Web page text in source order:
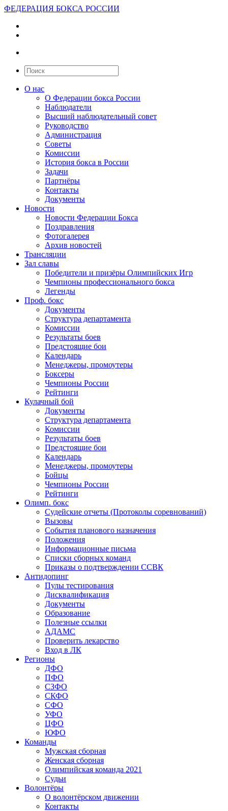
ФЕДЕРАЦИЯ БОКСА РОССИИ
О нас
О Федерации бокса России
Наблюдатели
Высший наблюдательный совет
Руководство
Администрация
Советы
Комиссии
История бокса в России
Задачи
Партнёры
Контакты
Документы
Новости
Новости Федерации Бокса
Поздравления
Фотогалерея
Архив новостей
Трансляции
Зал славы
Победители и призёры Олимпийских Игр
Чемпионы профессионального бокса
Легенды
Проф. бокс
Документы
Структура департамента
Комиссии
Результаты боев
Предстоящие бои
Календарь
Менеджеры, промоутеры
Боксеры
Чемпионы России
Рейтинги
Кулачный бой
Документы
Структура департамента
Комиссии
Результаты боев
Предстоящие бои
Календарь
Менеджеры, промоутеры
Бойцы
Чемпионы России
Рейтинги
Олимп. бокс
Судейские отчеты (Протоколы соревнований)
Вызовы
События планового назначения
Положения
Информационные письма
Списки сборных команд
Приказы о подтверждении ССВК
Антидопинг
Пулы тестирования
Дисквалификация
Документы
Образование
Полезные ссылки
АДАМС
Проверить лекарство
Вход в ЛК
Регионы
ДФО
ПФО
СЗФО
СКФО
СФО
УФО
ЦФО
ЮФО
Команды
Мужская сборная
Женская сборная
Олимпийская команда 2021
Судьи
Волонтёры
О волонтёрском движении
Контакты